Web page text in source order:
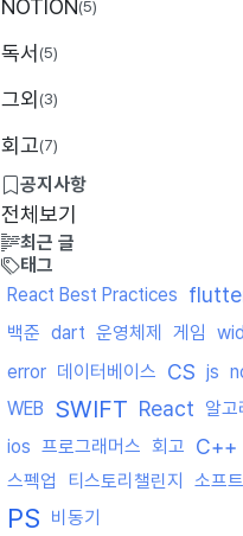
NOTION(5)
독서(5)
그외(3)
회고(7)
공지사항
전체보기
최근 글
태그
React Best Practices
백준 dart 운영체제 게임
error 데이터베이스 CS js
WEB SWIFT React 알고
ios 프로그래머스 회고 C++
스펙업
티스토리챌린지 소프
PS 비동기